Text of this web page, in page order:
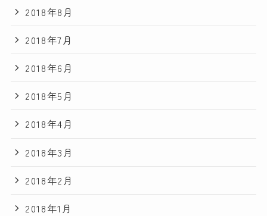
2018年8月
2018年7月
2018年6月
2018年5月
2018年4月
2018年3月
2018年2月
2018年1月